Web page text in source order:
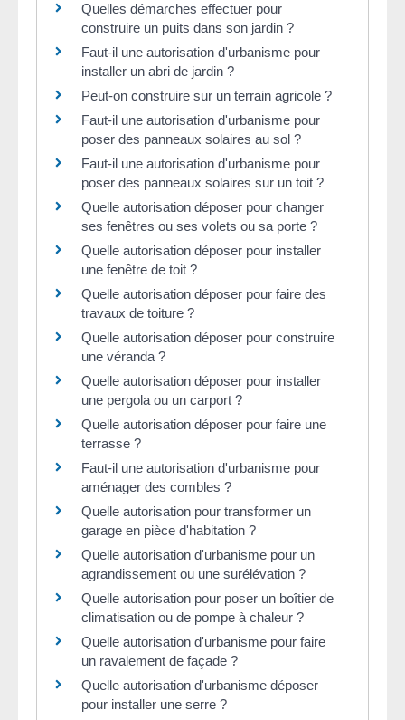
Quelles démarches effectuer pour
construire un puits dans son jardin ?
Faut-il une autorisation d'urbanisme pour
installer un abri de jardin ?
Peut-on construire sur un terrain agricole ?
Faut-il une autorisation d'urbanisme pour
poser des panneaux solaires au sol ?
Faut-il une autorisation d'urbanisme pour
poser des panneaux solaires sur un toit ?
Quelle autorisation déposer pour changer
ses fenêtres ou ses volets ou sa porte ?
Quelle autorisation déposer pour installer
une fenêtre de toit ?
Quelle autorisation déposer pour faire des
travaux de toiture ?
Quelle autorisation déposer pour construire
une véranda ?
Quelle autorisation déposer pour installer
une pergola ou un carport ?
Quelle autorisation déposer pour faire une
terrasse ?
Faut-il une autorisation d'urbanisme pour
aménager des combles ?
Quelle autorisation pour transformer un
garage en pièce d'habitation ?
Quelle autorisation d'urbanisme pour un
agrandissement ou une surélévation ?
Quelle autorisation pour poser un boîtier de
climatisation ou de pompe à chaleur ?
Quelle autorisation d'urbanisme pour faire
un ravalement de façade ?
Quelle autorisation d'urbanisme déposer
pour installer une serre ?